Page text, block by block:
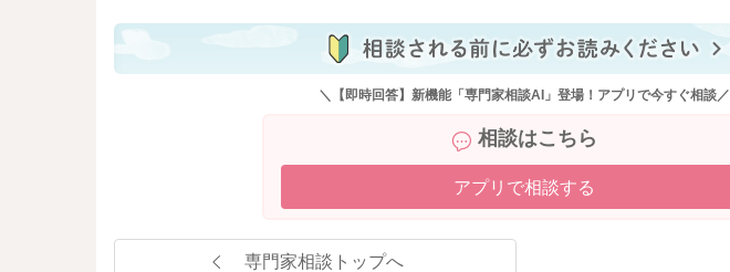
＼【即時回答】新機能「専門家相談AI」登場！アプリで今すぐ相談／
相談はこちら
アプリで相談する
専門家相談トップへ